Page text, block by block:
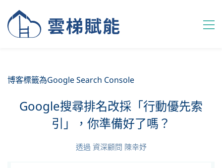
博客標籤為Google Search Console
Google搜尋排名改採「行動優先索
引」，你準備好了嗎？
透過 資深顧問 陳幸妤